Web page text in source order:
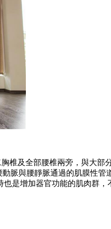
椎及全部腰椎兩旁，與大
動脈與腰靜脈通過的肌膜
是增加器官功能的肌肉群